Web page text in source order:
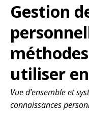
Gestion
utiliser
Vue d’ensemble et
connaissances